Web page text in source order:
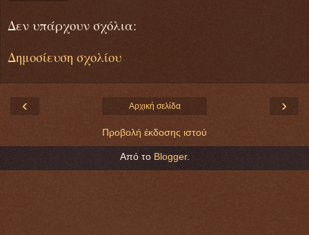
Δεν υπάρχουν σχόλια:
Δημοσίευση σχολίου
‹ ›
Αρχική σελίδα
Προβολή έκδοσης ιστού
Από το Blogger.